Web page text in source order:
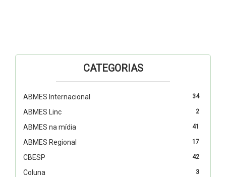
CATEGORIAS
34
ABMES Internacional
2
ABMES Linc
41
ABMES na mídia
17
ABMES Regional
42
CBESP
3
Coluna